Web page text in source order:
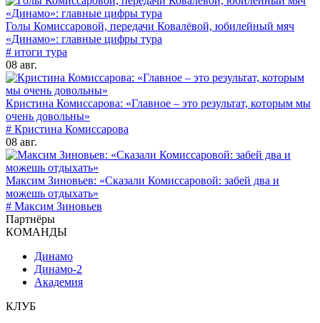
Голы Комиссаровой, передачи Ковалёвой, юбилейный мяч
«Динамо»: главные цифры тура
# итоги тура
08 авг.
Кристина Комиссарова: «Главное – это результат, которым мы
очень довольны»
# Кристина Комиссарова
08 авг.
Максим Зиновьев: «Сказали Комиссаровой: забей два и
можешь отдыхать»
# Максим Зиновьев
Партнёры
КОМАНДЫ
Динамо
Динамо-2
Академия
КЛУБ